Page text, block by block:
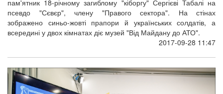
пам'ятник 18-річному загиблому "кіборгу" Сергієві Табалі на
псевдо "Сєвєр", члену "Правого сектора". На стінах
зображено синьо-жовті прапори й українських солдатів, а
всередині у двох кімнатах діє музей "Від Майдану до АТО".
2017-09-28 11:47